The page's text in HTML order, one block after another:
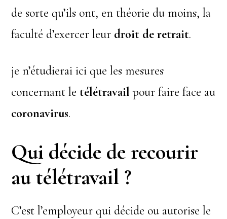
de sorte qu’ils ont, en théorie du moins, la
faculté d’exercer leur droit de retrait.
je n’étudierai ici que les mesures
concernant letélétravailpour faire face au
coronavirus.
Qui décide de recourir
au télétravail ?
C’est l’employeur qui décide ou autorise le